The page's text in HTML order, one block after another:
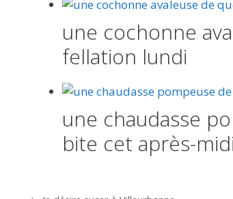
une cochonne
fellation lundi
une chaudasse
bite cet après-midi